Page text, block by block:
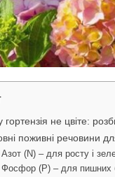
гортензія не цвіте:
поживні речовини
Азот (N) – для росту і
Фосфор (P) – для пишних